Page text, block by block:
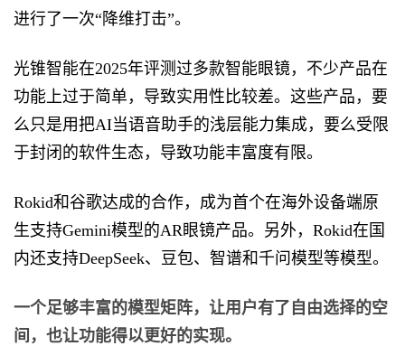
进行了一次“降维打击”。
光锥智能在2025年评测过多款智能眼镜，不少产品在
功能上过于简单，导致实用性比较差。这些产品，要
么只是用把AI当语音助手的浅层能力集成，要么受限
于封闭的软件生态，导致功能丰富度有限。
Rokid和谷歌达成的合作，成为首个在海外设备端原
生支持Gemini模型的AR眼镜产品。另外，Rokid在国
内还支持DeepSeek、豆包、智谱和千问模型等模型。
一个足够丰富的模型矩阵，让用户有了自由选择的空
间，也让功能得以更好的实现。